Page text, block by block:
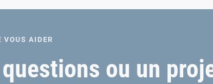
VOUS AIDER
ou un